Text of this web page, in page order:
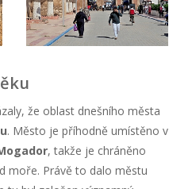
že oblast dnešního města
. Město je příhodně umístěno v
, takže je chráněno
moře. Právě to dalo městu